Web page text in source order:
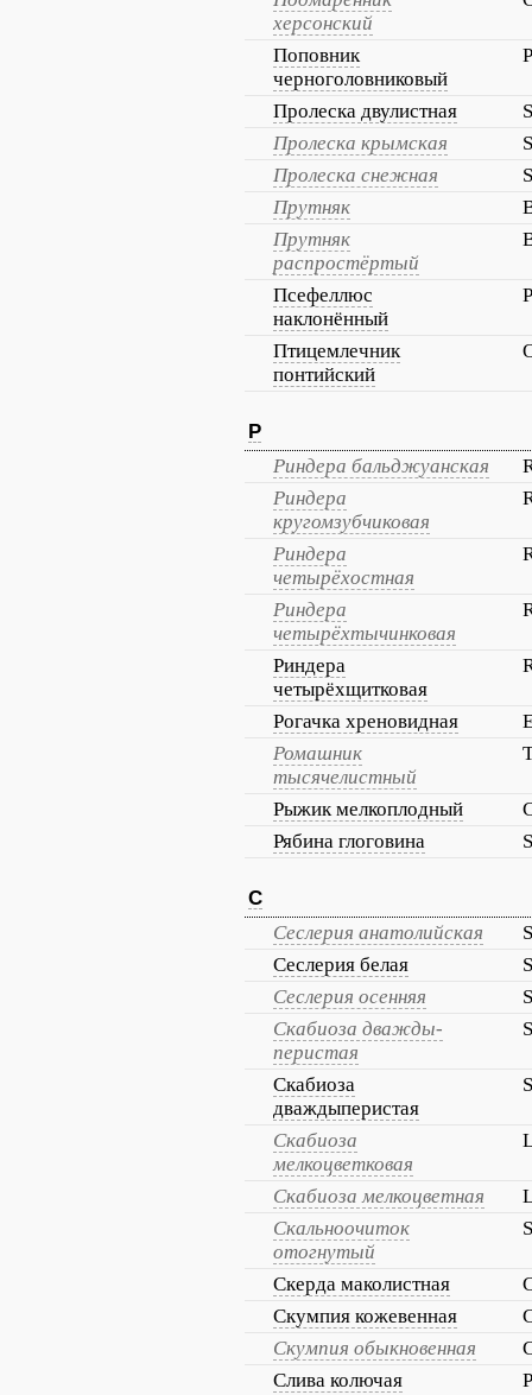
херсонский
Поповник
черноголовниковый
Пролеска двулистная
Пролеска крымская
Пролеска снежная
Прутняк
Прутняк
распростёртый
Псефеллюс
наклонённый
Птицемлечник
понтийский
Р
Риндера бальджуанская
Риндера
кругомзубчиковая
Риндера
четырёхостная
Риндера
четырёхтычинковая
Риндера
четырёхщитковая
Рогачка хреновидная
Ромашник
тысячелистный
Рыжик мелкоплодный
Рябина глоговина
С
Сеслерия анатолийская
Сеслерия белая
Сеслерия осенняя
Скабиоза дважды-
перистая
Скабиоза
дваждыперистая
Скабиоза
мелкоцветковая
Скабиоза мелкоцветная
Скальноочиток
отогнутый
Скерда маколистная
Скумпия кожевенная
Скумпия обыкновенная
Слива колючая